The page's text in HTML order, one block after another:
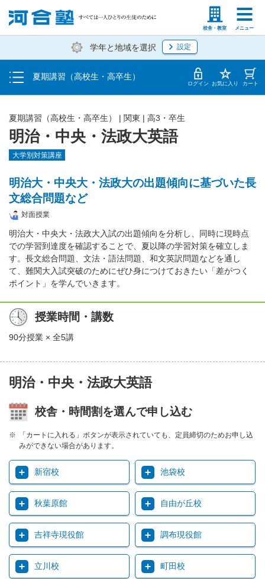
校舎・教室 メニュー
塾生の方 高等学校の先生
学年と地域を選択 設定
夏期講習（高校生・高卒生）
受講料・お申し込み方法
受講開始までの流れ
校舎・教室一覧 ログイン お気に入り カート
明治・中央・法政大英語
夏期講習（高校生・高卒生） | 関東 | 高3・卒生
大学別対策講座
明治大・中央大・法政大の出題傾向に基づいた長
文総合問題など
対面授業
明治大・中央大・法政大入試の出題傾向を分析し、同時に現時点
での学習到達度を確認することで、夏以降の学習対策を確立しま
す。長文総合問題、文法・語法問題、和文英訳問題などを通し
て、難関大入試突破のためにぜひ身につけておきたい「差がつく
ポイント」を学んでいきます。
授業時間・講数
90分授業 × 全5講
明治・中央・法政大英語
校舎・時間割を選んで申し込む
「カートに入れる」ボタンが表示されていても、定員締切のためお申し込
みができない場合があります。
新宿校 池袋校
秋葉原館 自由が丘校
吉祥寺現役館 調布現役館
立川校 町田校